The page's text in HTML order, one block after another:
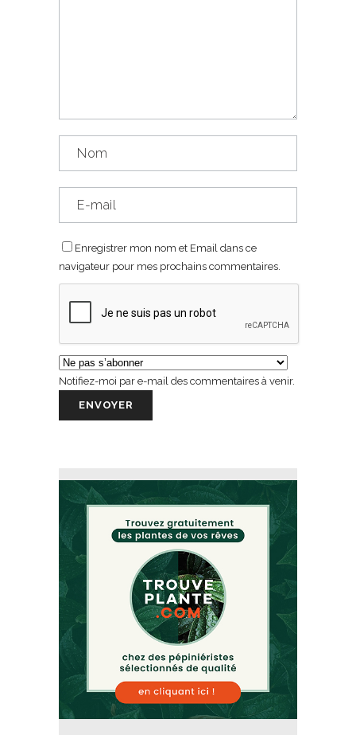
Enregistrer mon nom et Email dans ce
navigateur pour mes prochains commentaires.
Notifiez-moi par e-mail des commentaires à venir.